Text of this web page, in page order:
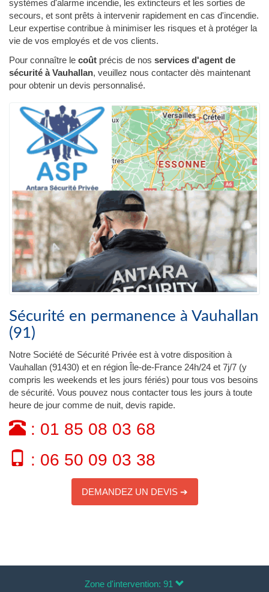
systèmes d'alarme incendie, les extincteurs et les sorties de
secours, et sont prêts à intervenir rapidement en cas d'incendie.
Leur expertise contribue à minimiser les risques et à protéger la
vie de vos employés et de vos clients.
Pour connaître le coût précis de nos services d'agent de
sécurité à Vauhallan, veuillez nous contacter dès maintenant
pour obtenir un devis personnalisé.
Sécurité en permanence à Vauhallan
(91)
Notre Société de Sécurité Privée est à votre disposition à
Vauhallan (91430) et en région Île-de-France 24h/24 et 7j/7 (y
compris les weekends et les jours fériés) pour tous vos besoins
de sécurité. Vous pouvez nous contacter tous les jours à toute
heure de jour comme de nuit, devis rapide.
: 01 85 08 03 68
: 06 50 09 03 38
DEMANDEZ UN DEVIS ➔
Zone d'intervention: 91